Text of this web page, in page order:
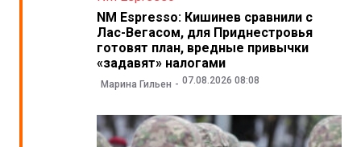
NM Espresso: Кишинев сравнили с
Лас-Вегасом, для Приднестровья
готовят план, вредные привычки
«задавят» налогами
Марина Гильен 07.08.2026 08:08